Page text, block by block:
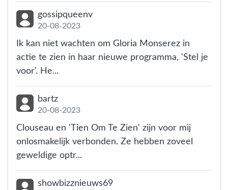
gossipqueenv
20-08-2023
Ik kan niet wachten om Gloria Monserez in
actie te zien in haar nieuwe programma, 'Stel je
voor'. He...
bartz
20-08-2023
Clouseau en 'Tien Om Te Zien' zijn voor mij
onlosmakelijk verbonden. Ze hebben zoveel
geweldige optr...
showbizznieuws69